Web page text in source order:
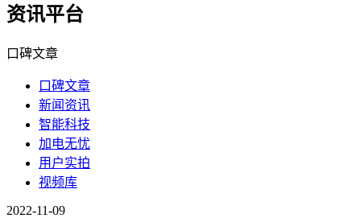
资讯平台
口碑文章
口碑文章
新闻资讯
智能科技
加电无忧
用户实拍
视频库
2022-11-09